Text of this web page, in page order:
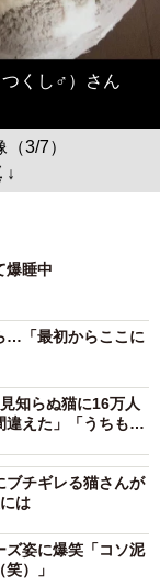
くし♂）さん
3/7）
↓
爆睡中
…「最初からここに
知らぬ猫に16万人
えた」「うちもあ
ブチギレる猫さんが
は
ズ姿に爆笑「コソ泥
）」